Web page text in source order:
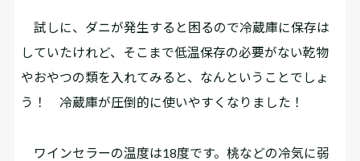
試しに、ダニが発生すると困るので冷蔵庫に保存は
していたけれど、そこまで低温保存の必要がない乾物
やおやつの類を入れてみると、なんということでしょ
う！ 冷蔵庫が圧倒的に使いやすくなりました！
ワインセラーの温度は18度です。桃などの冷気に弱